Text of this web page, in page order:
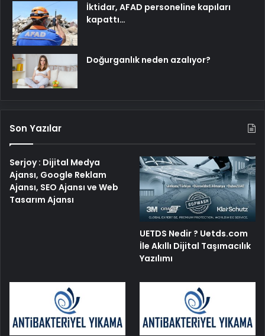
İktidar, AFAD personeline kapıları
kapattı…
Doğurganlık neden azalıyor?
Son Yazılar
Serjoy : Dijital Medya
Ajansı, Google Reklam
Ajansı, SEO Ajansı ve Web
Tasarım Ajansı
UETDS Nedir ? Uetds.com
İle Akıllı Dijital Taşımacılık
Yazılımı